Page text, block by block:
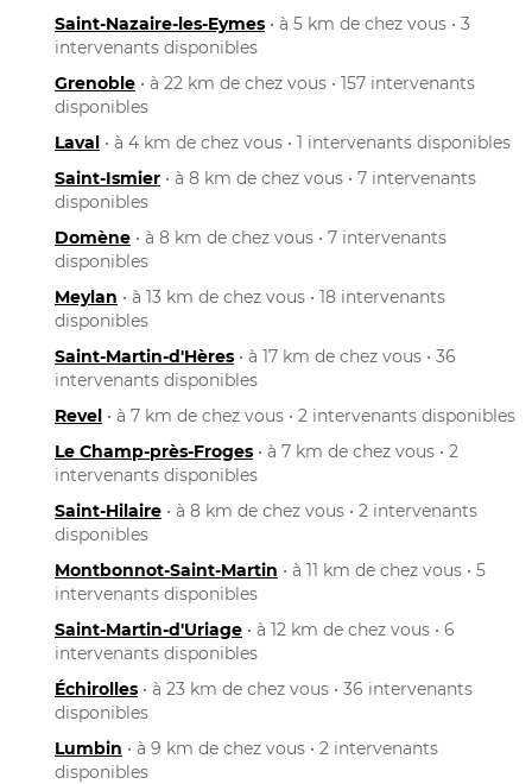
Saint-Nazaire-les-Eymes • à 5 km de chez vous • 3
intervenants disponibles
Grenoble • à 22 km de chez vous • 157 intervenants
disponibles
Laval • à 4 km de chez vous • 1 intervenants disponibles
Saint-Ismier • à 8 km de chez vous • 7 intervenants
disponibles
Domène • à 8 km de chez vous • 7 intervenants
disponibles
Meylan • à 13 km de chez vous • 18 intervenants
disponibles
Saint-Martin-d'Hères • à 17 km de chez vous • 36
intervenants disponibles
Revel • à 7 km de chez vous • 2 intervenants disponibles
Le Champ-près-Froges • à 7 km de chez vous • 2
intervenants disponibles
Saint-Hilaire • à 8 km de chez vous • 2 intervenants
disponibles
Montbonnot-Saint-Martin • à 11 km de chez vous • 5
intervenants disponibles
Saint-Martin-d'Uriage • à 12 km de chez vous • 6
intervenants disponibles
Échirolles • à 23 km de chez vous • 36 intervenants
disponibles
Lumbin • à 9 km de chez vous • 2 intervenants
disponibles